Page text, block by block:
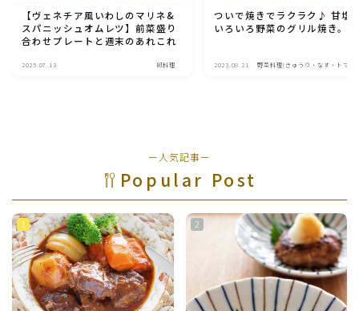
【ヴェネチア風いわしのマリネ&
スパニッシュオムレツ】前菜盛り
合わせプレートと週末のあれこれ
2025.07.13 卵料理
ついで焼きでラクラク♪ 甘塩
いろいろ野菜のグリル焼き。
2023.08.21 野菜料理(きゅうり・なす・トマト
ー人気記事ー
Popular Post